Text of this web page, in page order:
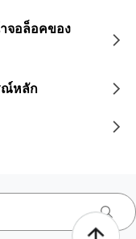
จอล็อคของ
ณ์หลัก